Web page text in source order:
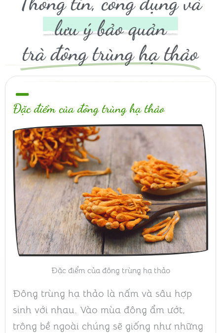
lưu ý bảo quản
trà đông trùng hạ thảo
Đặc điểm của đông trùng hạ thảo
Đặc điểm của đông trùng hạ thảo
Đông trùng hạ thảo là nấm và sâu hợp
sinh với nhau. Vào mùa đông ẩm ướt,
trông bề ngoài chúng sẽ giống như những